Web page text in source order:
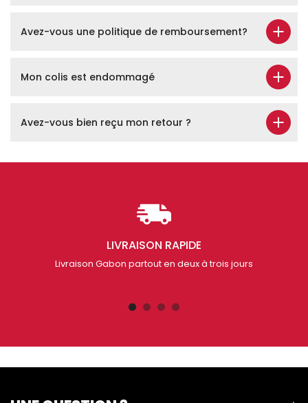
Avez-vous une politique de remboursement?
Mon colis est endommagé
Avez-vous bien reçu mon retour ?
LIVRAISON RAPIDE
Livraison Gabon partout en deux à trois jours